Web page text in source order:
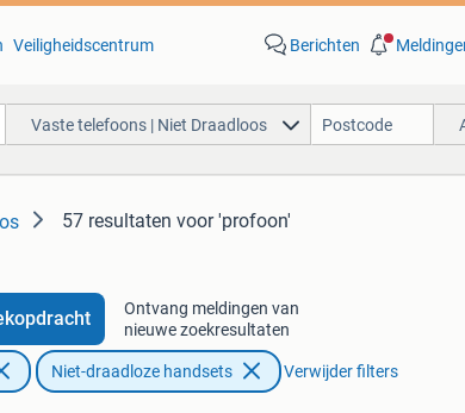
Veiligheidscentrum Berichten
Vaste telefoons | Niet Draadloos
57 resultaten voor 'profoon'
Ontvang meldingen van
nieuwe zoekresultaten
Niet-draadloze handsets Verwijder filters